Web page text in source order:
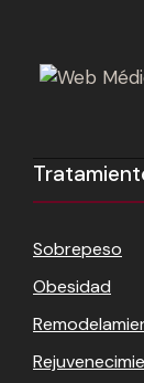
Sobrepeso
Obesidad